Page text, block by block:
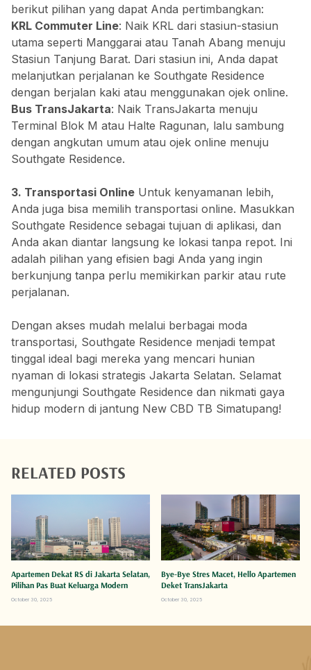
berikut pilihan yang dapat Anda pertimbangkan:
KRL Commuter Line: Naik KRL dari stasiun-stasiun
utama seperti Manggarai atau Tanah Abang menuju
Stasiun Tanjung Barat. Dari stasiun ini, Anda dapat
melanjutkan perjalanan ke Southgate Residence
dengan berjalan kaki atau menggunakan ojek online.
Bus TransJakarta: Naik TransJakarta menuju
Terminal Blok M atau Halte Ragunan, lalu sambung
dengan angkutan umum atau ojek online menuju
Southgate Residence.
3. Transportasi Online Untuk kenyamanan lebih,
Anda juga bisa memilih transportasi online. Masukkan
Southgate Residence sebagai tujuan di aplikasi, dan
Anda akan diantar langsung ke lokasi tanpa repot. Ini
adalah pilihan yang efisien bagi Anda yang ingin
berkunjung tanpa perlu memikirkan parkir atau rute
perjalanan.
Dengan akses mudah melalui berbagai moda
transportasi, Southgate Residence menjadi tempat
tinggal ideal bagi mereka yang mencari hunian
nyaman di lokasi strategis Jakarta Selatan. Selamat
mengunjungi Southgate Residence dan nikmati gaya
hidup modern di jantung New CBD TB Simatupang!
RELATED POSTS
Apartemen Dekat RS di Jakarta Selatan,
Pilihan Pas Buat Keluarga Modern
October 30, 2025
Bye-Bye Stres Macet, Hello Apartemen
Deket TransJakarta
October 30, 2025
Resend OTP